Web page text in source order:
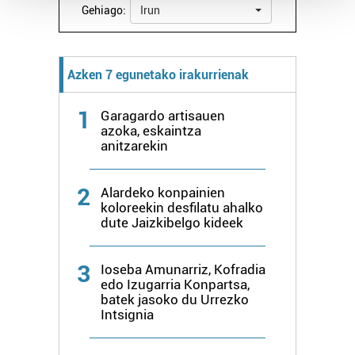
Guk eta gure bazkideek zure datu pertsonalak
teknologia erabiliz, cookieak adibidez, iragarki eta eduki
pertsonalizatuak eskaintzeko, iragarkiak eta edukia
produktuak garatzeko. Zure datuak nork eta zertarako
erabiltzen dituen hauta dezakezu.
interes komertzial legitimoetan babesten dira. Ikusi gure
bazkideen zerrenda, beren ustez zein helburutarako
duten interes legitimoa eta horren aurka nola egin
Lortu zure datu pertsonalak prozesatzeko moduari
buruzko informazio gehiago eta ezarri zure lehentasunak
Gehiago: Irun
Azken 7 egunetako irakurrienak
1
Garagardo artisauen
azoka, eskaintza
anitzarekin
2
Alardeko konpainien
koloreekin desfilatu ahalko
dute Jaizkibelgo kideek
3
Ioseba Amunarriz, Kofradia
edo Izugarria Konpartsa,
batek jasoko du Urrezko
Intsignia